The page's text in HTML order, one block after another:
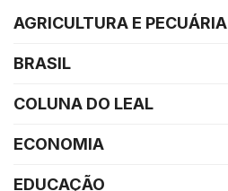
AGRICULTURA E PECUÁRIA
BRASIL
COLUNA DO LEAL
ECONOMIA
EDUCAÇÃO